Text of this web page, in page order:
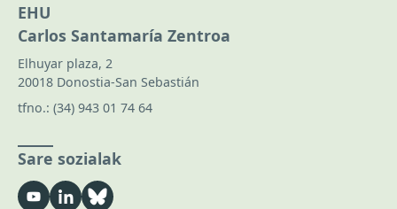
EHU
Carlos Santamaría Zentroa
Elhuyar plaza, 2
20018 Donostia-San Sebastián
tfno.: (34) 943 01 74 64
Sare sozialak